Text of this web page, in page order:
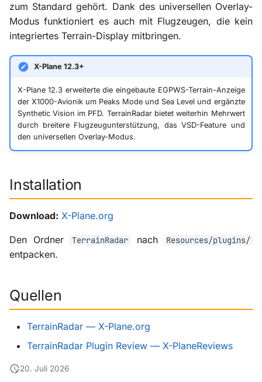
zum Standard gehört. Dank des universellen Overlay-
Modus funktioniert es auch mit Flugzeugen, die kein
integriertes Terrain-Display mitbringen.
X-Plane 12.3+
X-Plane 12.3 erweiterte die eingebaute EGPWS-Terrain-Anzeige
der X1000-Avionik um Peaks Mode und Sea Level und ergänzte
Synthetic Vision im PFD. TerrainRadar bietet weiterhin Mehrwert
durch breitere Flugzeugunterstützung, das VSD-Feature und
den universellen Overlay-Modus.
Installation
Download: X-Plane.org
Den Ordner TerrainRadar nach Resources/plugins/
entpacken.
Quellen
TerrainRadar — X-Plane.org
TerrainRadar Plugin Review — X-PlaneReviews
20. Juli 2026